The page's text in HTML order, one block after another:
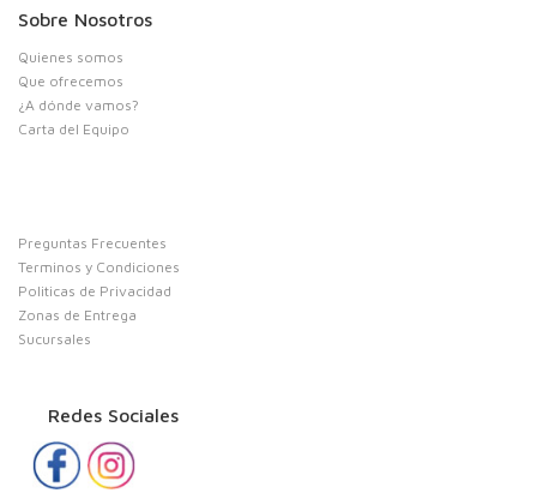
Sobre Nosotros
Quienes somos
Que ofrecemos
¿A dónde vamos?
Carta del Equipo
Preguntas Frecuentes
Terminos y Condiciones
Politicas de Privacidad
Zonas de Entrega
Sucursales
Redes Sociales